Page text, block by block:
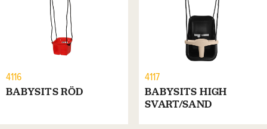
4116
BABYSITS RÖD
4117
BABYSITS HIGH
SVART/SAND